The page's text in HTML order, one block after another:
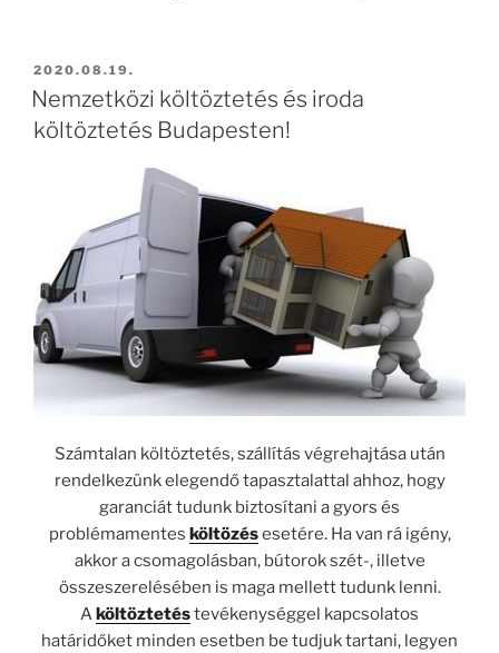
BEKÜLDVE:
2020.08.19.
Nemzetközi költöztetés és iroda
költöztetés Budapesten!
Számtalan költöztetés, szállítás végrehajtása után
rendelkezünk elegendő tapasztalattal ahhoz, hogy
garanciát tudunk biztosítani a gyors és
problémamentes költözésesetére. Ha van rá igény,
akkor a csomagolásban, bútorok szét-, illetve
összeszerelésében is maga mellett tudunk lenni.
Aköltöztetéstevékenységgel kapcsolatos
határidőket minden esetben be tudjuk tartani, legyen